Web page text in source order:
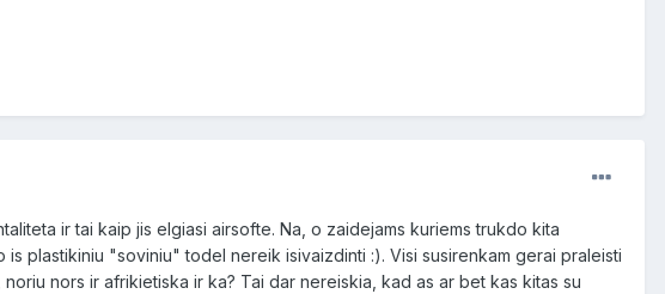
ir tai kaip jis elgiasi airsofte. Na, o zaidejams kuriems trukdo kita
plastikiniu "soviniu" todel nereik isivaizdinti :). Visi susirenkam gerai praleisti
nors ir afrikietiska ir ka? Tai dar nereiskia, kad as ar bet kas kitas su